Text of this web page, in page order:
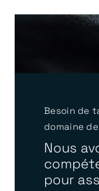
Besoin de
domaine
Nous
pour